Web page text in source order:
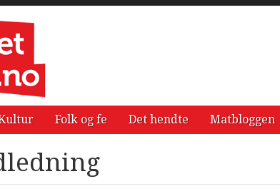
Folk og fe Det hendte Matbloggen